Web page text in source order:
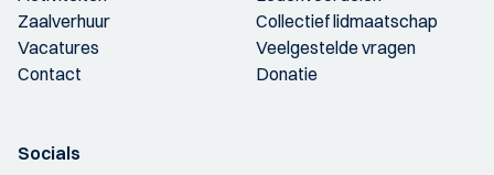
Zaalverhuur
Vacatures
Contact
Collectief lidmaatschap
Veelgestelde vragen
Donatie
Socials